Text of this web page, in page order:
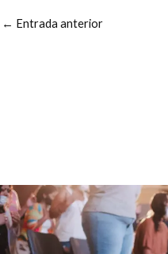
← Entrada anterior